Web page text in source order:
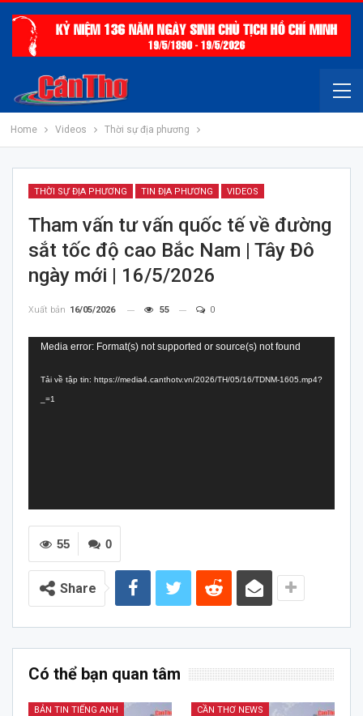
Home Videos Thời sự địa phương
THỜI SỰ ĐỊA PHƯƠNG TIN ĐỊA PHƯƠNG VIDEOS
Tham vấn tư vấn quốc tế về đường
sắt tốc độ cao Bắc Nam | Tây Đô
ngày mới | 16/5/2026
Xuất bản 16/05/2026 55 0
Trình
Video
Media error: Format(s) not supported or source(s) not found
Tải về tập tin: https://media4.canthotv.vn/2026/TH/05/16/TDNM-1605.mp4?
_=1
0
55
Share
Có thể bạn quan tâm
BẢN TIN TIẾNG ANH CẦN THƠ NEWS